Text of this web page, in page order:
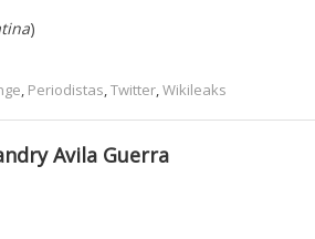
)
, Periodistas,Twitter,Wikileaks
Avila Guerra